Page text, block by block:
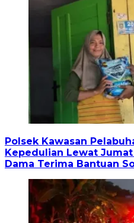
Polsek Kawasan
Kepedulian Lewat
Dama Terima Bantuan